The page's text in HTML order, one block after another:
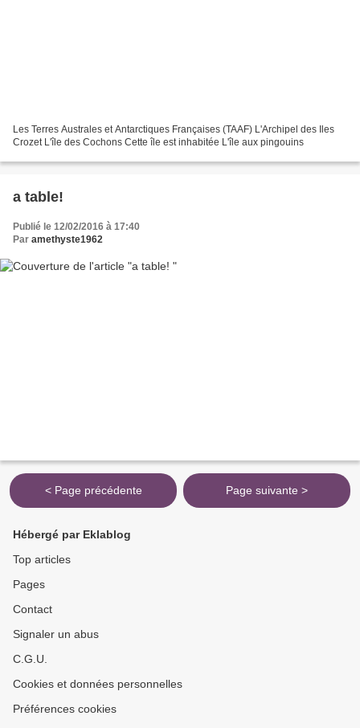
Les Terres Australes et Antarctiques Françaises (TAAF) L'Archipel des Iles
Crozet L'île des Cochons Cette île est inhabitée L'île aux pingouins
a table!
Publié le 12/02/2016 à 17:40
Par amethyste1962
< Page précédente Page suivante >
Hébergé par Eklablog
Top articles
Pages
Contact
Signaler un abus
C.G.U.
Cookies et données personnelles
Préférences cookies